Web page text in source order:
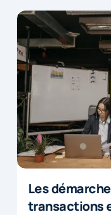
Les
transactions